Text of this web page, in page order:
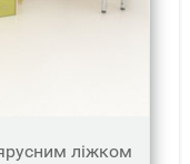
ліжком